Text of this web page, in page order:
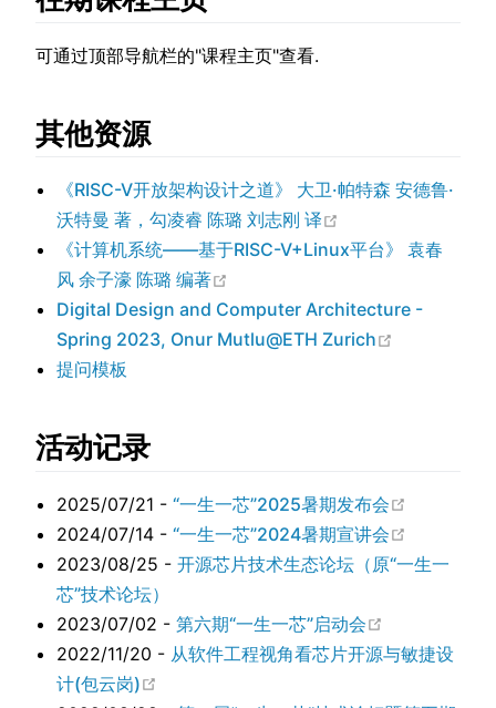
可通过顶部导航栏的"课程主页"查看.
其他资源
《RISC-V开放架构设计之道》 大卫·帕特森 安德鲁·
沃特曼 著，勾凌睿 陈璐 刘志刚 译
《计算机系统——基于RISC-V+Linux平台》 袁春
风 余子濠 陈璐 编著
Digital Design and Computer Architecture -
Spring 2023, Onur Mutlu@ETH Zurich
提问模板
活动记录
2025/07/21 -“一生一芯”2025暑期发布会
2024/07/14 -“一生一芯”2024暑期宣讲会
2023/08/25 -开源芯片技术生态论坛（原“一生一
芯”技术论坛）
2023/07/02 -第六期“一生一芯”启动会
2022/11/20 - 从软件工程视角看芯片开源与敏捷设
计(包云岗)